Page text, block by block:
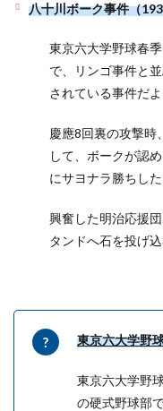
八十川ボーク事件（
東京六大学野球春
で、リンゴ事件と
されている事件だよ
慶應8回裏の攻撃時
して、ボークが認
にサヨナラ勝ちした
興奮した明治応援
タンドへ石を投げ
東京六大学野
東京六大学野
の硬式野球部